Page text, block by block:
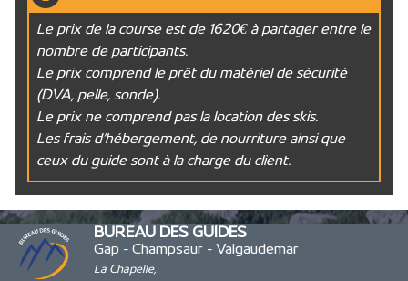
Le prix de la course est de 1620€ à partager entre le
nombre de participants.
Le prix comprend le prêt du matériel de sécurité
(DVA, pelle, sonde).
Le prix ne comprend pas la location des skis.
Les frais d’hébergement, de nourriture ainsi que
ceux du guide sont à la charge du client.
BUREAU DES GUIDES
Gap - Champsaur - Valgaudemar
La Chapelle,